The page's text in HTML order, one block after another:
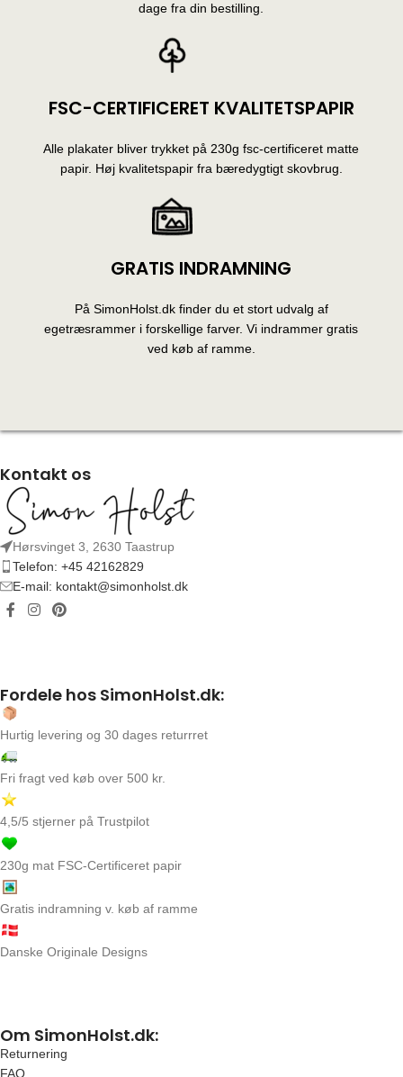
dage fra din bestilling.
FSC-CERTIFICERET KVALITETSPAPIR
Alle plakater bliver trykket på 230g fsc-certificeret matte
papir. Høj kvalitetspapir fra bæredygtigt skovbrug.
GRATIS INDRAMNING
På SimonHolst.dk finder du et stort udvalg af
egetræsrammer i forskellige farver. Vi indrammer gratis
ved køb af ramme.
Kontakt os
Hørsvinget 3, 2630 Taastrup
Telefon: +45 42162829
E-mail: kontakt@simonholst.dk
Fordele hos SimonHolst.dk:
Hurtig levering og 30 dages returrret
Fri fragt ved køb over 500 kr.
4,5/5 stjerner på Trustpilot
230g mat FSC-Certificeret papir
Gratis indramning v. køb af ramme
Danske Originale Designs
Om SimonHolst.dk:
Returnering
FAQ